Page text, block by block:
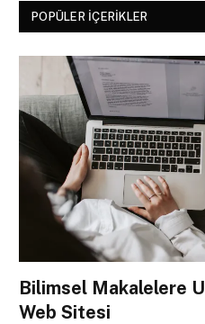
POPÜLER İÇERIKLER
Bilimsel Makalelere
Web Sitesi